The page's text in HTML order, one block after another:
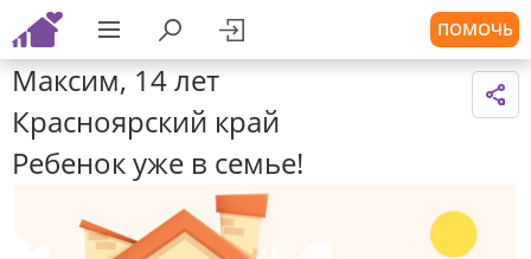
ПОМОЧЬ
Максим, 14 лет
Красноярский край
Ребенок уже в семье!